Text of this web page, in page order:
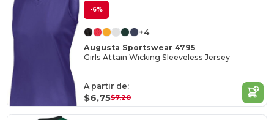
-6%
+4
Augusta Sportswear 4795
Girls Attain Wicking Sleeveless Jersey
A partir de:
$6,75$7,20